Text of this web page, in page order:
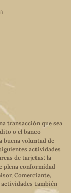
transacción que sea
o el banco
buena voluntad de
actividades
de tarjetas: la
plena conformidad
Comerciante,
también